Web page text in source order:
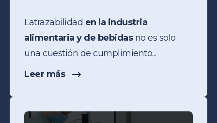
Latrazabilidad en la industria
alimentaria y de bebidas no es solo
una cuestión de cumplimiento...
Leer más